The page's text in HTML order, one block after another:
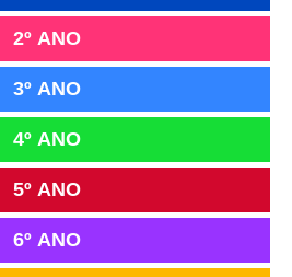
2º ANO
3º ANO
4º ANO
5º ANO
6º ANO